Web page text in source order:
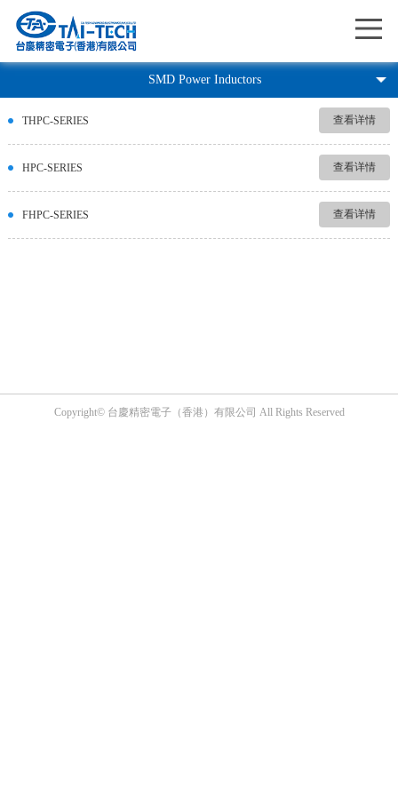
SMD Power Inductors
查看详情
THPC-SERIES
查看详情
HPC-SERIES
查看详情
FHPC-SERIES
Copyright© 台慶精密電子（香港）有限公司 All Rights Reserved